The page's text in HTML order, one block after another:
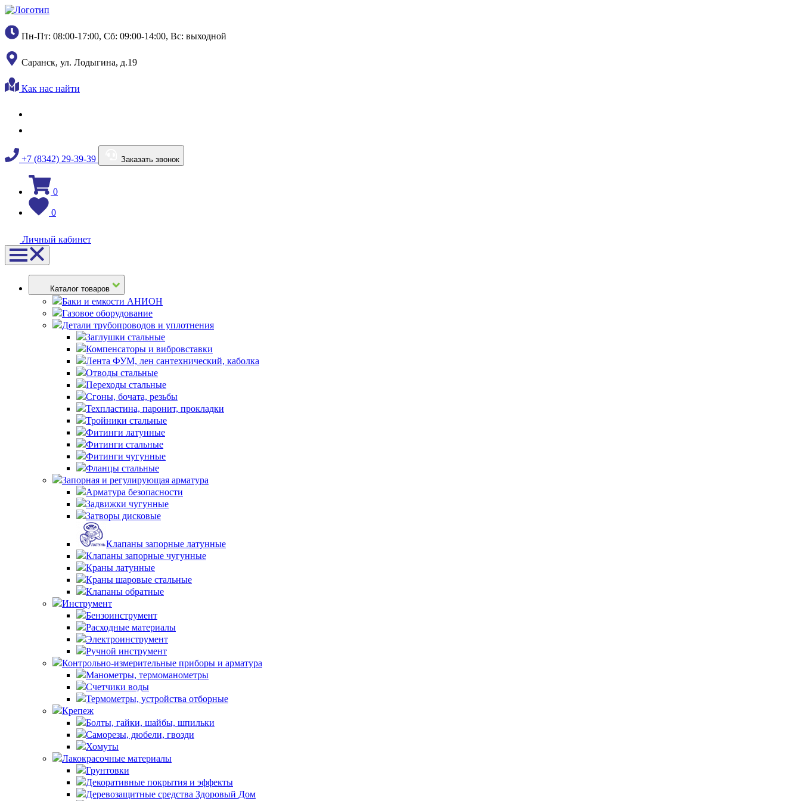
Пн-Пт: 08:00-17:00, Сб: 09:00-14:00, Вс: выходной
Саранск, ул. Лодыгина, д.19
Как нас найти
+7 (8342) 29-39-39 Заказать звонок
0
0
Личный кабинет
Каталог товаров
Баки и емкости АНИОН
Газовое оборудование
Детали трубопроводов и уплотнения
Заглушки стальные
Компенсаторы и вибровставки
Лента ФУМ, лен сантехнический, каболка
Отводы стальные
Переходы стальные
Сгоны, бочата, резьбы
Техпластина, паронит, прокладки
Тройники стальные
Фитинги латунные
Фитинги стальные
Фитинги чугунные
Фланцы стальные
Запорная и регулирующая арматура
Арматура безопасности
Задвижки чугунные
Затворы дисковые
Клапаны запорные латунные
Клапаны запорные чугунные
Краны латунные
Краны шаровые стальные
Клапаны обратные
Инструмент
Бензоинструмент
Расходные материалы
Электроинструмент
Ручной инструмент
Контрольно-измерительные приборы и арматура
Манометры, термоманометры
Счетчики воды
Термометры, устройства отборные
Крепеж
Болты, гайки, шайбы, шпильки
Саморезы, дюбели, гвозди
Хомуты
Лакокрасочные материалы
Грунтовки
Декоративные покрытия и эффекты
Деревозащитные средства Здоровый Дом